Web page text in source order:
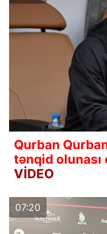
Qurban
tənqid olunası
VİDEO
07:20